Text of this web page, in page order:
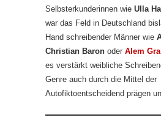
Selbsterkunderinnen wie Ulla
war das Feld in Deutschland
Hand schreibender Männer wie
Christian Baron oder Alem
es verstärkt weibliche
Genre auch durch die Mittel der
Autofiktoentscheidend prägen